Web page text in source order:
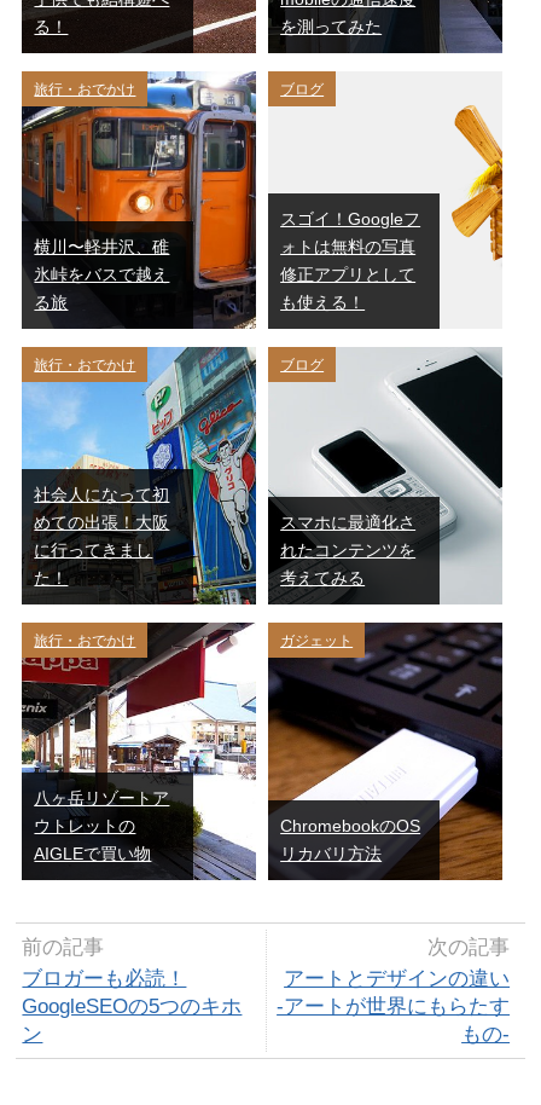
る！
を測ってみた
旅行・おでかけ
横川〜軽井沢、碓
氷峠をバスで越え
る旅
ブログ
スゴイ！Googleフ
ォトは無料の写真
修正アプリとして
も使える！
旅行・おでかけ
社会人になって初
めての出張！大阪
に行ってきまし
た！
ブログ
スマホに最適化さ
れたコンテンツを
考えてみる
旅行・おでかけ
八ヶ岳リゾートア
ウトレットの
AIGLEで買い物
ガジェット
ChromebookのOS
リカバリ方法
前の記事
ブロガーも必読！
GoogleSEOの5つのキホ
ン
次の記事
アートとデザインの違い
-アートが世界にもらたす
もの-